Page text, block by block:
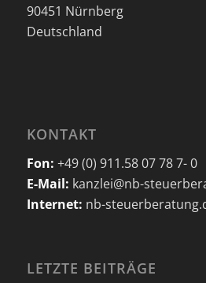
90451 Nürnberg
Deutschland
KONTAKT
Fon: +49 (0) 911.58 07 78 7- 0
E-Mail: kanzlei@nb-
Internet: nb-
LETZTE BEITRÄGE